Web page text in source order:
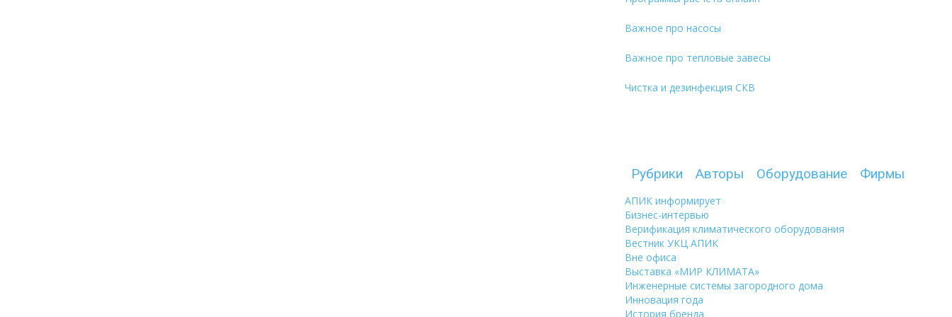
Важное про насосы
Важное про тепловые завесы
Чистка и дезинфекция СКВ
Рубрики Авторы Оборудование Фирмы
АПИК информирует
Бизнес-интервью
Верификация климатического оборудования
Вестник УКЦ АПИК
Вне офиса
Выставка «МИР КЛИМАТА»
Инженерные системы загородного дома
Инновация года
История бренда